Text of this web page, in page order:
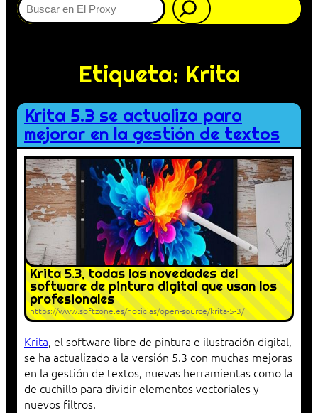
Etiqueta: Krita
Krita 5.3 se actualiza para
mejorar en la gestión de textos
Krita 5.3, todas las novedades del
software de pintura digital que usan los
profesionales
https://www.softzone.es/noticias/open-source/krita-5-3/
Krita, el software libre de pintura e ilustración digital,
se ha actualizado a la versión 5.3 con muchas mejoras
en la gestión de textos, nuevas herramientas como la
de cuchillo para dividir elementos vectoriales y
nuevos filtros.